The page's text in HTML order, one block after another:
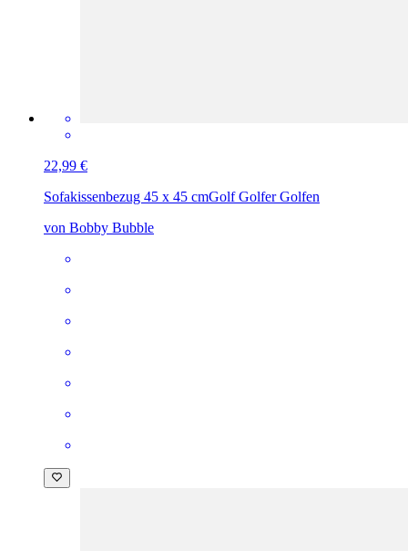
22,99 €
Sofakissenbezug 45 x 45 cmGolf Golfer Golfen
von Bobby Bubble